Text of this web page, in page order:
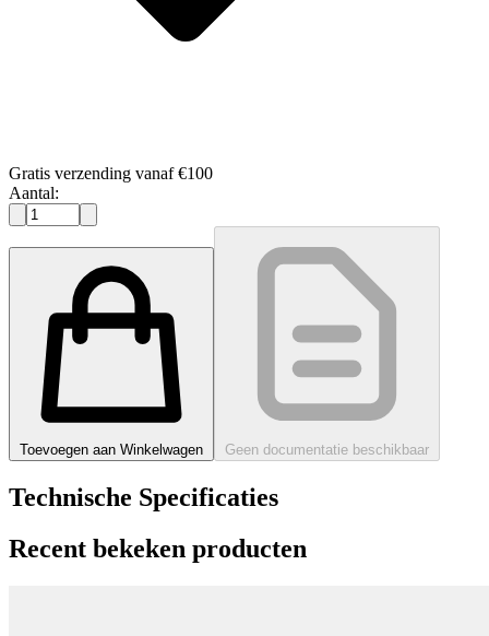
Gratis verzending vanaf €100
Aantal:
Toevoegen aan Winkelwagen Geen documentatie beschikbaar
Technische Specificaties
Recent bekeken producten